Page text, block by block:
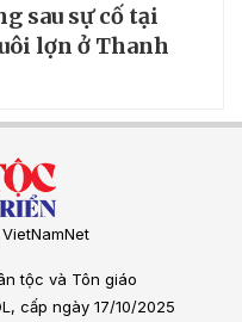
sau sự cố tại
lợn ở Thanh
tộc và Tôn giáo
cấp ngày 17/10/2025